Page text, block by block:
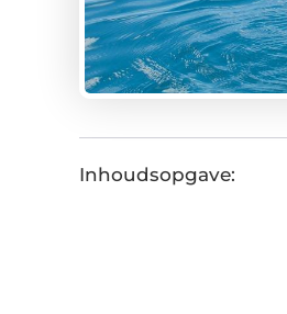
Inhoudsopgave: